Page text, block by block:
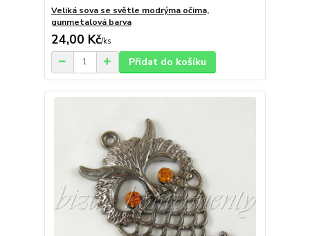
Veliká sova se světle modrýma očima,
gunmetalová barva
24,00 Kč/ks
Přidat do košíku